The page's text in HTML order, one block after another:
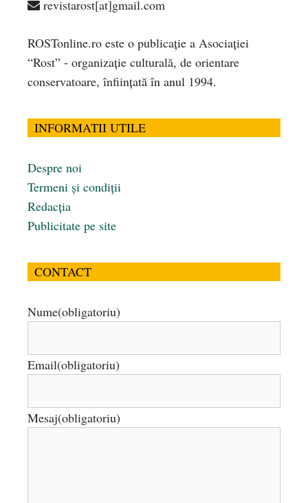
revistarost[at]gmail.com
ROSTonline.ro este o publicaţie a Asociaţiei
“Rost” - organizaţie culturală, de orientare
conservatoare, înfiinţată în anul 1994.
INFORMATII UTILE
Despre noi
Termeni și condiții
Redacția
Publicitate pe site
CONTACT
Nume(obligatoriu)
Email(obligatoriu)
Mesaj(obligatoriu)